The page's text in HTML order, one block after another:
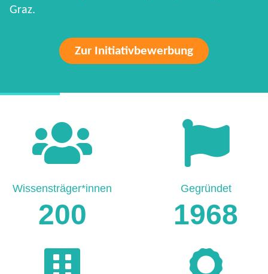
Graz.
Zur Initiativbewerbung
200
Wissensträger*innen
1968
Gegründet